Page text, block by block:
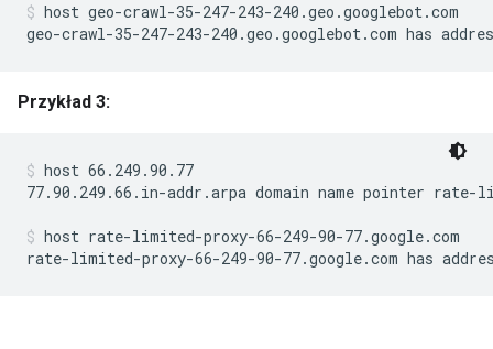
host geo-crawl-35-247-243-240.geo.googlebot.com
geo-crawl-35-247-243-240.geo.googlebot.com has
Przykład 3:
host 66.249.90.77
77.90.249.66.in-addr.arpa domain name pointer rate-
host rate-limited-proxy-66-249-90-77.google.com
rate-limited-proxy-66-249-90-77.google.com has